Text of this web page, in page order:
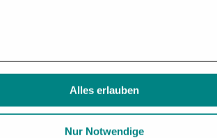
Alles erlauben
Nur Notwendige